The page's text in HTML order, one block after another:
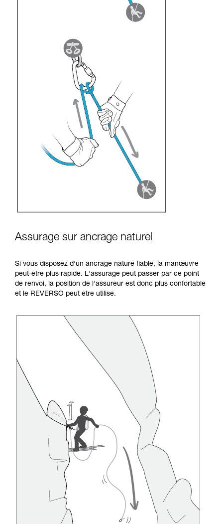
Assurage sur ancrage naturel
Si vous disposez d'un ancrage nature fiable, la manœuvre
peut-être plus rapide. L'assurage peut passer par ce point
de renvoi, la position de l'assureur est donc plus confortable
et le REVERSO peut être utilisé.